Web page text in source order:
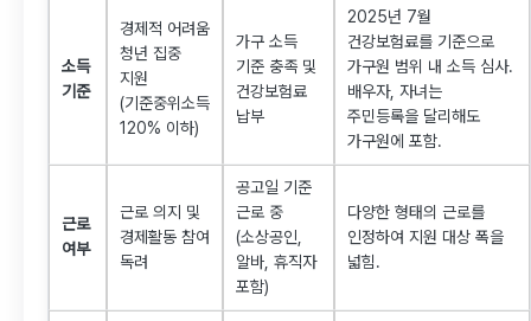
소득
기준
경제적 어려움
청년 집중
지원
(기준중위소득
120% 이하)
가구 소득
기준 충족 및
건강보험료
납부
2025년 7월
건강보험료를 기준으로
가구원 범위 내 소득 심사.
배우자, 자녀는
주민등록을 달리해도
가구원에 포함.
근로
여부
근로 의지 및
경제활동 참여
독려
공고일 기준
근로 중
(소상공인,
알바, 휴직자
포함)
다양한 형태의 근로를
인정하여 지원 대상 폭을
넓힘.